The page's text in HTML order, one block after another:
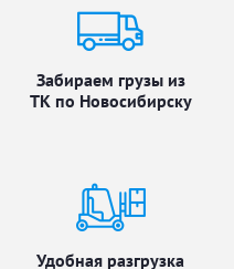
Забираем грузы из
ТК по Новосибирску
Удобная разгрузка